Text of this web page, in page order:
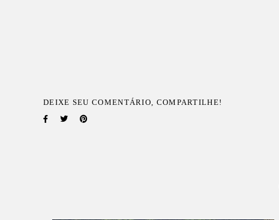
DEIXE SEU COMENTÁRIO, COMPARTILHE!